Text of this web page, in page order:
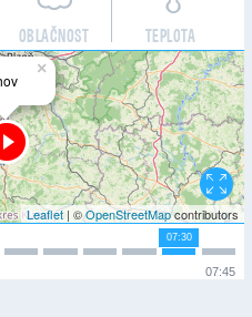
OBLAČNOST TEPLOTA
×
Leaflet| ©OpenStreetMapcontributors
07:30
07:45